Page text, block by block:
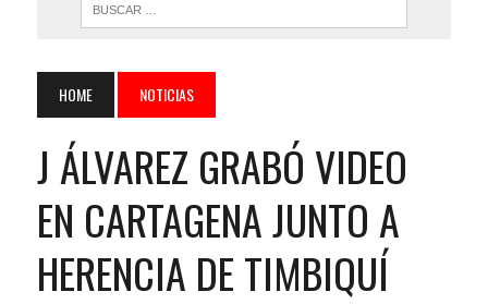
HOME NOTICIAS
J ÁLVAREZ GRABÓ VIDEO
EN CARTAGENA JUNTO A
HERENCIA DE TIMBIQUÍ